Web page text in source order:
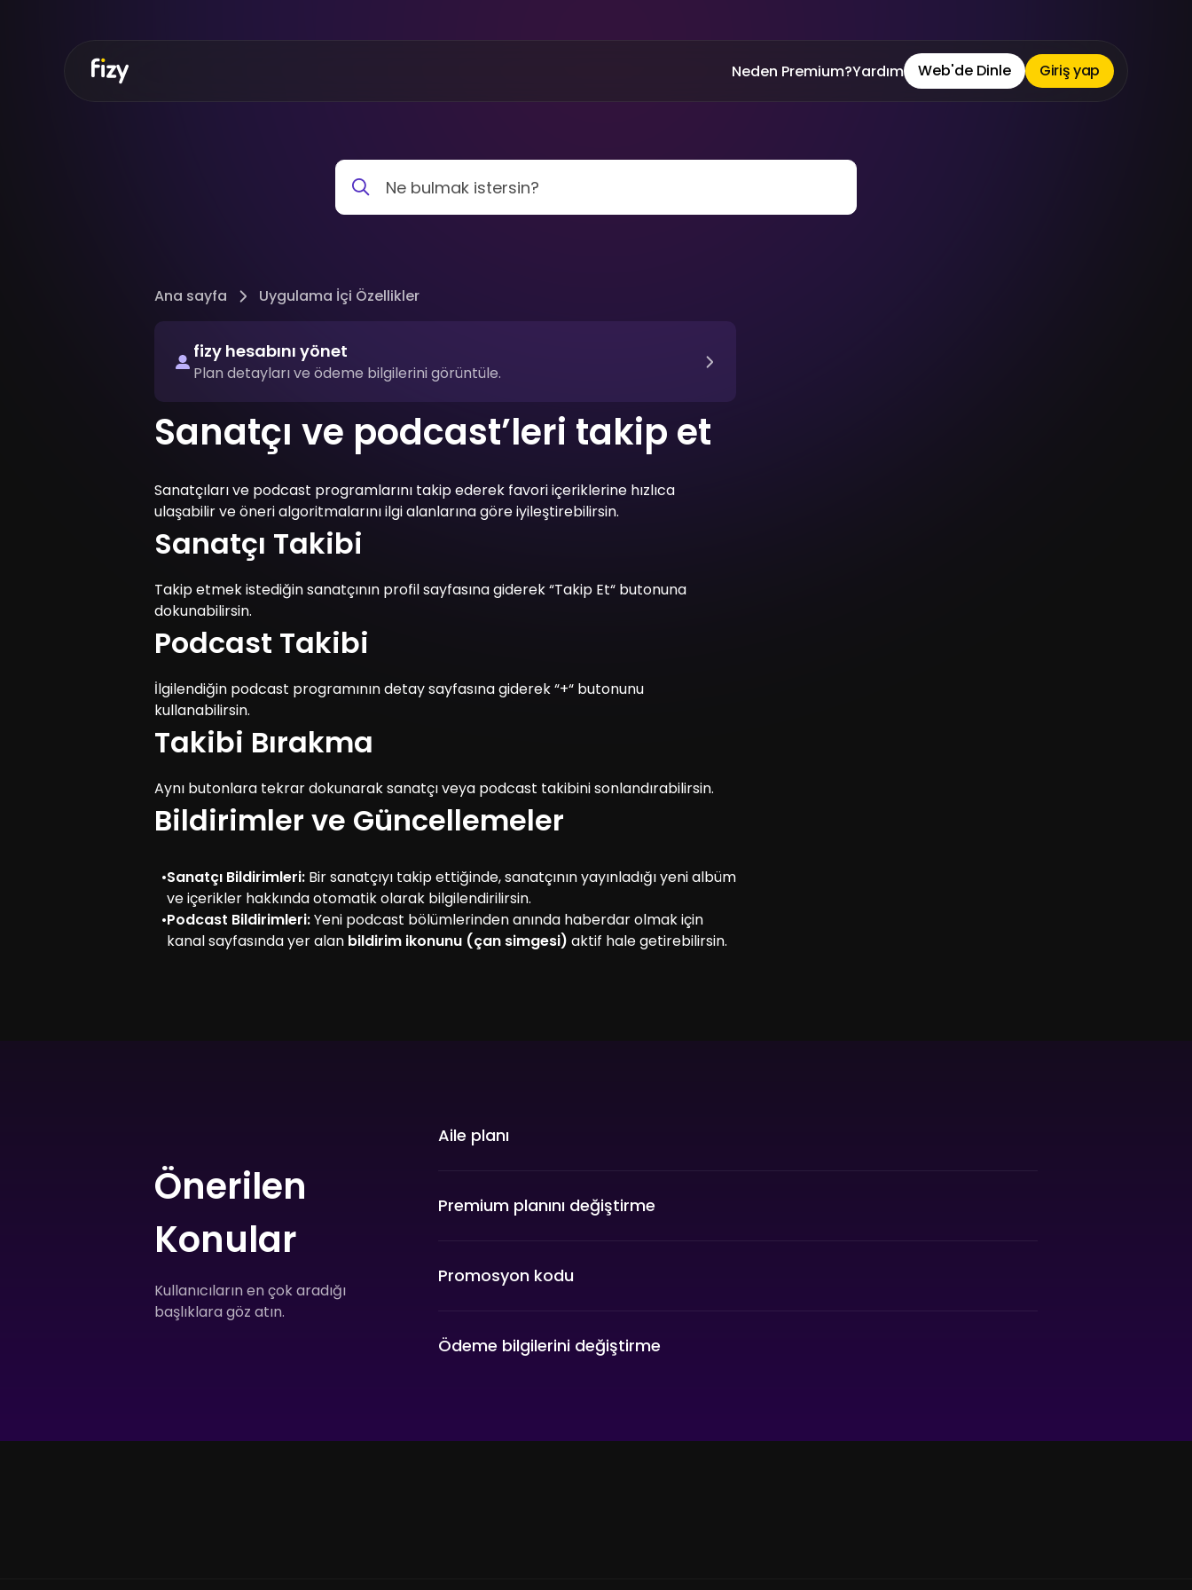
Neden Premium?Yardım Web'de Dinle Giriş yap
Ana sayfa Uygulama İçi Özellikler
fizy hesabını yönet
Plan detayları ve ödeme bilgilerini görüntüle.
Sanatçı ve podcast’leri takip et
Sanatçıları ve podcast programlarını takip ederek favori içeriklerine hızlıca
ulaşabilir ve öneri algoritmalarını ilgi alanlarına göre iyileştirebilirsin.
Sanatçı Takibi
Takip etmek istediğin sanatçının profil sayfasına giderek “Takip Et“ butonuna
dokunabilirsin.
Podcast Takibi
İlgilendiğin podcast programının detay sayfasına giderek “+“ butonunu
kullanabilirsin.
Takibi Bırakma
Aynı butonlara tekrar dokunarak sanatçı veya podcast takibini sonlandırabilirsin.
Bildirimler ve Güncellemeler
•Sanatçı Bildirimleri: Bir sanatçıyı takip ettiğinde, sanatçının yayınladığı yeni albüm
ve içerikler hakkında otomatik olarak bilgilendirilirsin.
•Podcast Bildirimleri:Yeni podcast bölümlerinden anında haberdar olmak için
kanal sayfasında yer alan bildirim ikonunu (çan simgesi) aktif hale getirebilirsin.
Önerilen
Konular
Kullanıcıların en çok aradığı
başlıklara göz atın.
Aile planı
Premium planını değiştirme
Promosyon kodu
Ödeme bilgilerini değiştirme